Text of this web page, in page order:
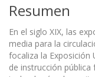
Resumen
En el siglo XIX, las
media para la
focaliza la Exposición
de instrucción